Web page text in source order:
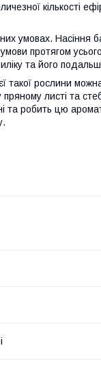
кількості
умовах. Насіння
протягом
та його
такої рослини
пряному листі та
та робить цю